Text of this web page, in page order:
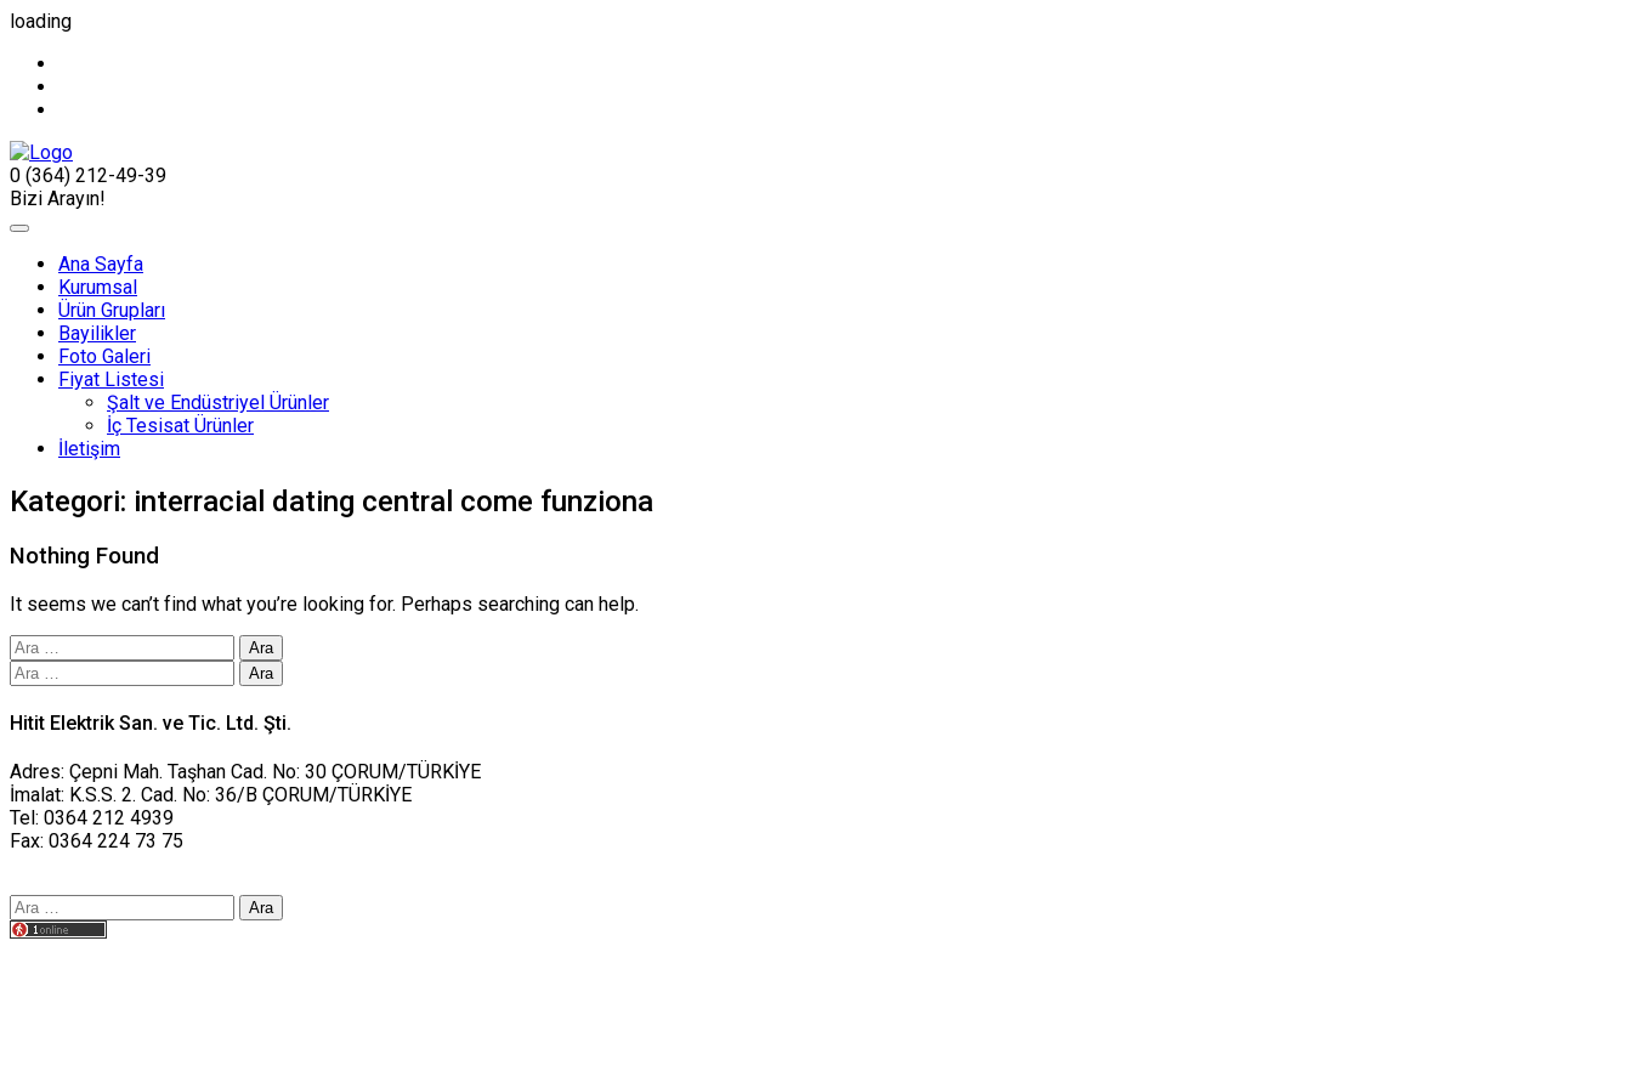
loading
0 (364) 212-49-39
Bizi Arayın!
Ana Sayfa
Kurumsal
Ürün Grupları
Bayilikler
Foto Galeri
Fiyat Listesi
Şalt ve Endüstriyel Ürünler
İç Tesisat Ürünler
İletişim
Kategori: interracial dating central come funziona
Nothing Found
It seems we can’t find what you’re looking for. Perhaps searching can help.
Arama:
Arama:
Hitit Elektrik San. ve Tic. Ltd. Şti.
Adres: Çepni Mah. Taşhan Cad. No: 30 ÇORUM/TÜRKİYE
İmalat: K.S.S. 2. Cad. No: 36/B ÇORUM/TÜRKİYE
Tel: 0364 212 4939
Fax: 0364 224 73 75
Arama: